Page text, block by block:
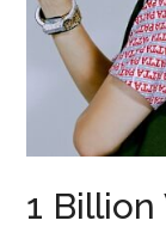
1 Billion